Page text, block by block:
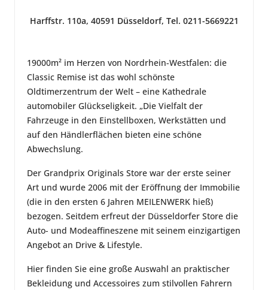
Harffstr. 110a, 40591 Düsseldorf, Tel. 0211-5669221
19000m² im Herzen von Nordrhein-Westfalen: die
Classic Remise ist das wohl schönste
Oldtimerzentrum der Welt – eine Kathedrale
automobiler Glückseligkeit. „Die Vielfalt der
Fahrzeuge in den Einstellboxen, Werkstätten und
auf den Händlerflächen bieten eine schöne
Abwechslung.
Der Grandprix Originals Store war der erste seiner
Art und wurde 2006 mit der Eröffnung der Immobilie
(die in den ersten 6 Jahren MEILENWERK hieß)
bezogen. Seitdem erfreut der Düsseldorfer Store die
Auto- und Modeaffineszene mit seinem einzigartigen
Angebot an Drive & Lifestyle.
Hier finden Sie eine große Auswahl an praktischer
Bekleidung und Accessoires zum stilvollen Fahrern